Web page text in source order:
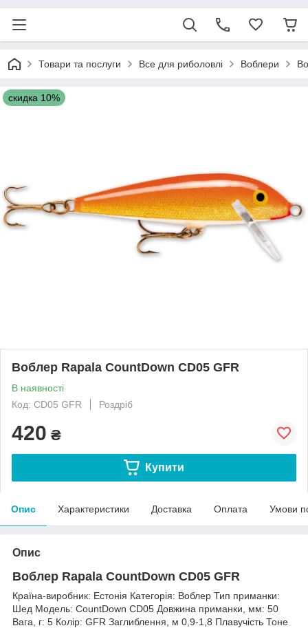
Товари та послуги Все для риболовлі Воблери
скидка 10%
Воблер Rapala CountDown CD05 GFR
В наявності
Код: CD05 GFR
Роздріб
420 ₴
Купити
Опис Характеристики Доставка Оплата Умови
Опис
Воблер Rapala CountDown CD05 GFR
Країна-виробник: Естонія Категорія: Воблер Тип приманки:
Шед Модель: CountDown CD05 Довжина приманки, мм: 50
Вага, г: 5 Колір: GFR Заглиблення, м 0,9-1,8 Плавучість Тоне